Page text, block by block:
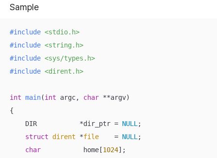
Sample
#include <stdio.h>
#include <string.h>
#include <sys/types.h>
#include <dirent.h>
int main(int argc, char **argv)
{
    DIR           *dir_ptr =
NULL ;
struct dirent *file
    =
NULL ;
char
           home[
1024];